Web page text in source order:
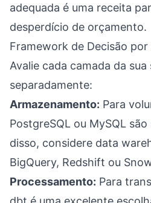
adequada é uma receita
desperdício de orçamento.
Framework de Decisão por
Avalie cada camada da
separadamente:
Armazenamento: Para
PostgreSQL ou MySQL
disso, considere data
BigQuery, Redshift ou
Processamento: Para